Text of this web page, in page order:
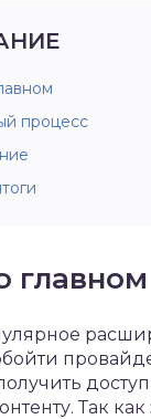
процесс
главном
Так